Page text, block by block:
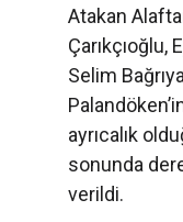
Atakan
Çarıkçıoğlu,
Selim
ayrıcalık
sonunda
verildi.